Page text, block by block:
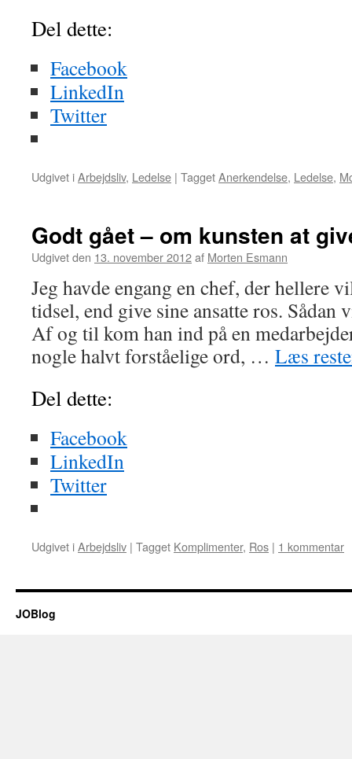
Del dette:
Facebook
LinkedIn
Twitter
Udgivet iArbejdsliv, Ledelse | TaggetAnerkendelse, Ledelse,
Godt gået – om kunsten at
Udgivet den 13. november 2012af Morten Esmann
Jeg havde engang en chef, der hellere
tidsel, end give sine ansatte ros. Sådan
Af og til kom han ind på en
nogle halvt forståelige ord, … Læs
Del dette:
Facebook
LinkedIn
Twitter
Udgivet iArbejdsliv | Tagget Komplimenter, Ros | 1 kommentar
JOBlog